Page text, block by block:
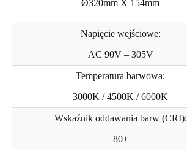
Ø320mm X 154mm
Napięcie wejściowe:
AC 90V – 305V
Temperatura barwowa:
3000K / 4500K / 6000K
Wskaźnik oddawania barw (CRI):
80+